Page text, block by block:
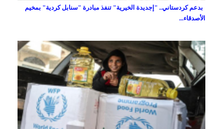
بدعم كردستاني.. "إجديدة الخيرية" تنفذ مبادرة "سنابل كردية" بمخيم
الأصدقاء...